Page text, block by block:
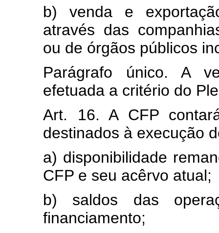
b) venda e
através das
ou de órgãos públicos
Parágrafo único. A
efetuada a critério do
Art. 16. A CFP
destinados à execução
a) disponibilidade
CFP e seu acêrvo atual;
b) saldos das
financiamento;